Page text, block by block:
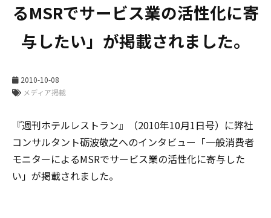
企業情報
るMSRでサービス業の活性化に寄
与したい」が掲載されました。
2010-10-08
メディア掲載
『週刊ホテルレストラン』（2010年10月1日号）に弊社
コンサルタント砺波敬之へのインタビュー「一般消費者
モニターによるMSRでサービス業の活性化に寄与した
い」が掲載されました。